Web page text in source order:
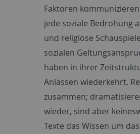
Faktoren
jede soziale Bedrohung
und religiöse
sozialen
haben in ihrer
Anlässen wiederkehrt.
zusammen;
wieder, sind aber
Texte das Wissen um